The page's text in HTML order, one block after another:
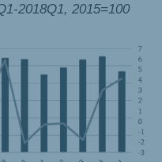
2018Q1, 2015=100